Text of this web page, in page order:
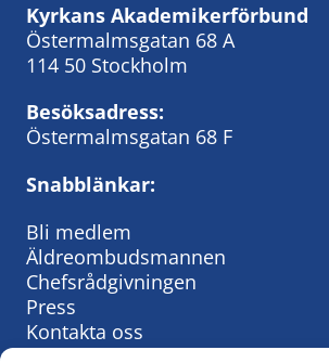
Kyrkans Akademikerförbund
Östermalmsgatan 68 A
114 50 Stockholm
Besöksadress:
Östermalmsgatan 68 F
Snabblänkar:
Bli medlem
Äldreombudsmannen
Chefsrådgivningen
Press
Kontakta oss